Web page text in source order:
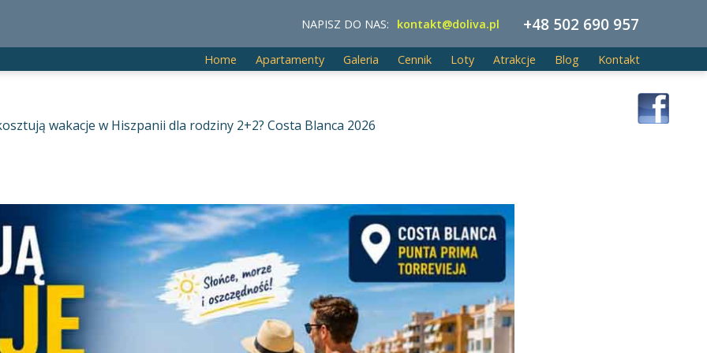
NAPISZ DO NAS: kontakt@doliva.pl +48 502 690 957
Home Apartamenty Galeria Cennik Loty Atrakcje Blog Kontakt
wakacje w Hiszpanii dla rodziny 2+2? Costa Blanca 2026